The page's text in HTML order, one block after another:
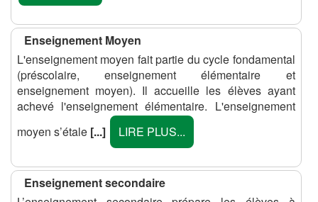
Enseignement Moyen
L'enseignement moyen fait partie du cycle fondamental
(préscolaire, enseignement élémentaire et
enseignement moyen). Il accueille les élèves ayant
achevé l'enseignement élémentaire. L'enseignement
moyen s’étale [...] LIRE PLUS...
Enseignement secondaire